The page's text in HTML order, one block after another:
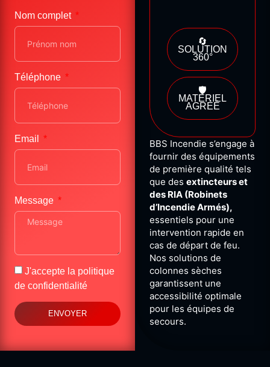
Nom complet
Téléphone
Email
Message
J'accepte la politique
de confidentialité
ENVOYER
🔄
SOLUTION
360°
🛡️
MATÉRIEL
AGRÉÉ
BBS Incendie s’engage à
fournir des équipements
de première qualité tels
que des extincteurs et
des RIA (Robinets
d’Incendie Armés),
essentiels pour une
intervention rapide en
cas de départ de feu.
Nos solutions de
colonnes sèches
garantissent une
accessibilité optimale
pour les équipes de
secours.